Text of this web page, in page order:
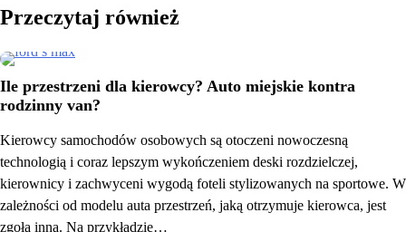
Przeczytaj również
Ile przestrzeni dla kierowcy? Auto miejskie kontra
rodzinny van?
Kierowcy samochodów osobowych są otoczeni nowoczesną
technologią i coraz lepszym wykończeniem deski rozdzielczej,
kierownicy i zachwyceni wygodą foteli stylizowanych na sportowe. W
zależności od modelu auta przestrzeń, jaką otrzymuje kierowca, jest
zgoła inna. Na przykładzie…